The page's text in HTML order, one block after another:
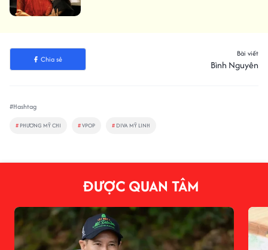
Chia sẻ
Bài viết
Bình Nguyên
#Hashtag
# PHƯƠNG MỸ CHI #VPOP # DIVA MỸ LINH
ĐƯỢC QUAN TÂM